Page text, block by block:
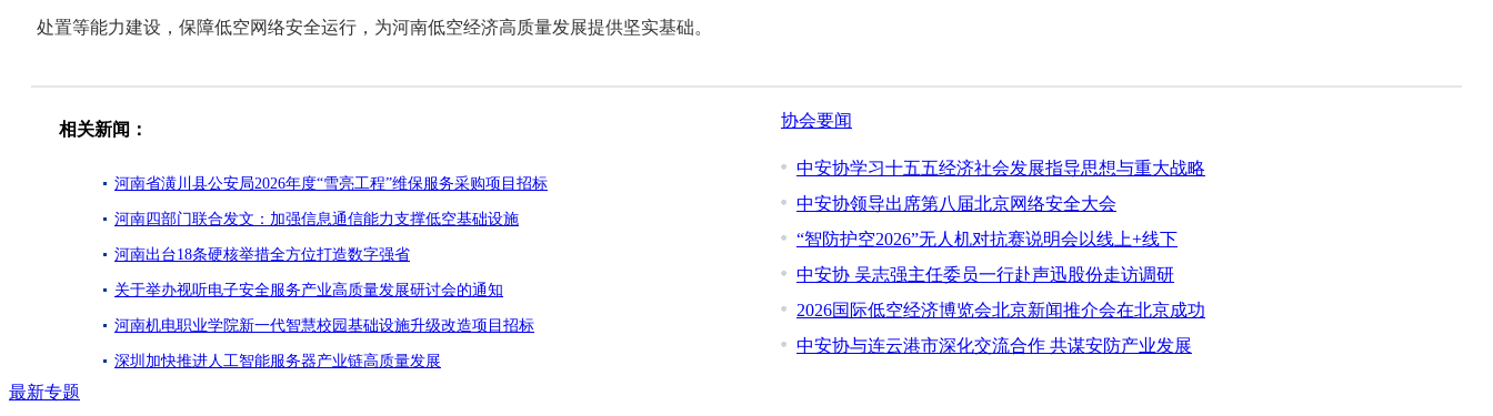
处置等能力建设，保障低空网络安全运行，为河南低空经济高质量发展提供坚实基础。
相关新闻：
河南省潢川县公安局2026年度“雪亮工程”维保服务采购项目招标
河南四部门联合发文：加强信息通信能力支撑低空基础设施
河南出台18条硬核举措全方位打造数字强省
关于举办视听电子安全服务产业高质量发展研讨会的通知
河南机电职业学院新一代智慧校园基础设施升级改造项目招标
深圳加快推进人工智能服务器产业链高质量发展
协会要闻
中安协学习十五五经济社会发展指导思想与重大战略
中安协领导出席第八届北京网络安全大会
“智防护空2026”无人机对抗赛说明会以线上+线下
中安协 吴志强主任委员一行赴声迅股份走访调研
2026国际低空经济博览会北京新闻推介会在北京成功
中安协与连云港市深化交流合作 共谋安防产业发展
最新专题